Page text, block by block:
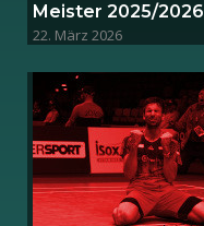
Meister 2025/2026
22. März 2026